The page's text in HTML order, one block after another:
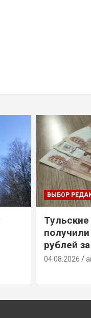
ВЫБОР
рублей
04.08.2026